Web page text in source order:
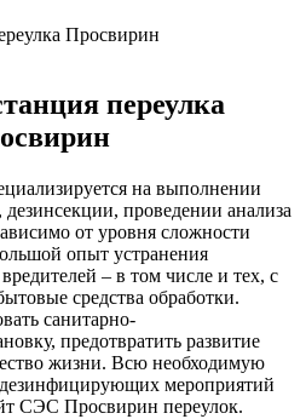
Просвирин
переулка
на выполнении
проведении анализа
от уровня сложности
опыт устранения
– в том числе и тех, с
средства обработки.
санитарно-
предотвратить развитие
жизни. Всю необходимую
мероприятий
СЭС Просвирин переулок.